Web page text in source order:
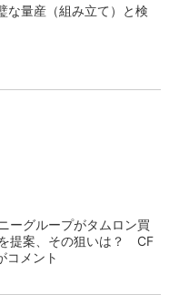
な量産（組み立て）と検
ーグループがタムロン買
提案、その狙いは？ CF
コメント